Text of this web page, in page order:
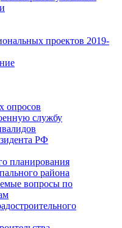
проектов 2019-
опросов
службу
РФ
планирования
района
вопросы по